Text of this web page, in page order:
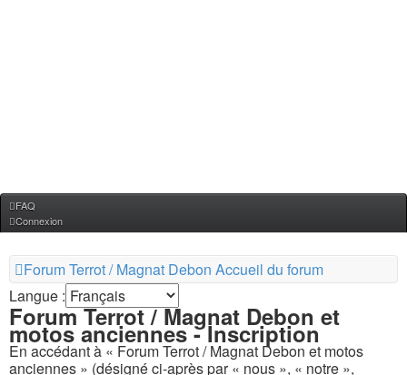
FAQ
Connexion
Forum Terrot / Magnat Debon Accueil du forum
Langue :
Forum Terrot / Magnat Debon et
motos anciennes - Inscription
En accédant à « Forum Terrot / Magnat Debon et motos
anciennes » (désigné ci-après par « nous », « notre »,